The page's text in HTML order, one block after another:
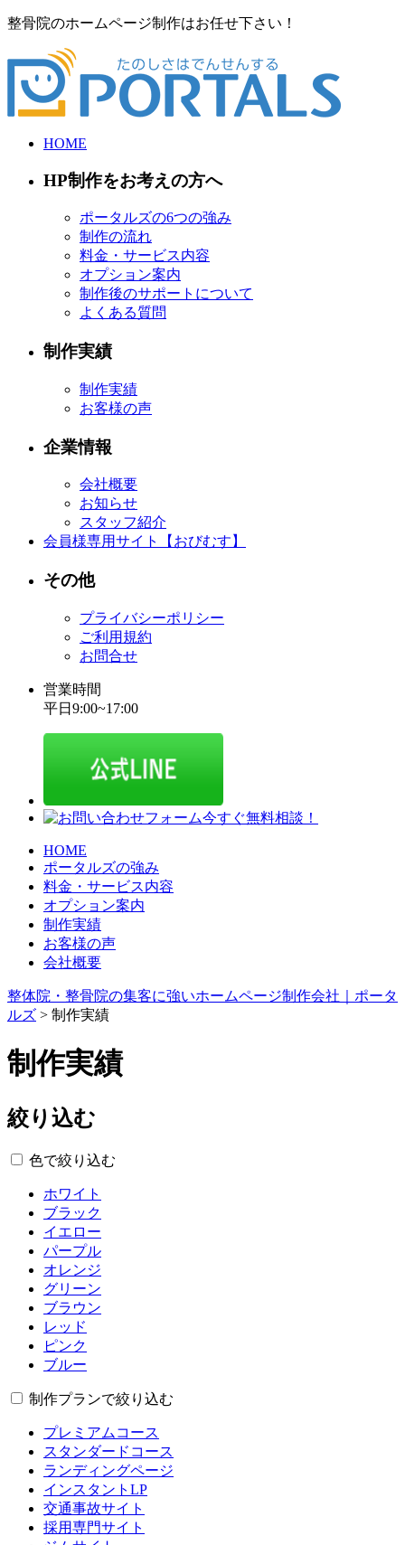
整骨院のホームページ制作はお任せ下さい！
HOME
HP制作をお考えの方へ
ポータルズの6つの強み
制作の流れ
料金・サービス内容
オプション案内
制作後のサポートについて
よくある質問
制作実績
制作実績
お客様の声
企業情報
会社概要
お知らせ
スタッフ紹介
会員様専用サイト【おびむす】
その他
プライバシーポリシー
ご利用規約
お問合せ
営業時間
平日9:00~17:00
HOME
ポータルズの強み
料金・サービス内容
オプション案内
制作実績
お客様の声
会社概要
整体院・整骨院の集客に強いホームページ制作会社｜ポータ
ルズ > 制作実績
制作実績
絞り込む
色で絞り込む
ホワイト
ブラック
イエロー
パープル
オレンジ
グリーン
ブラウン
レッド
ピンク
ブルー
制作プランで絞り込む
プレミアムコース
スタンダードコース
ランディングページ
インスタントLP
交通事故サイト
採用専門サイト